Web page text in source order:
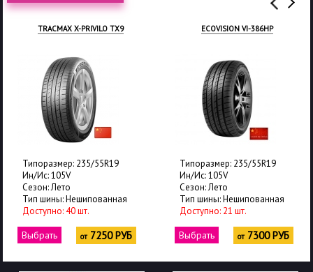
TRACMAX X-PRIVILO TX9
Типоразмер: 235/55R19
Ин/Ис: 105V
Сезон: Лето
Тип шины: Нешипованная
Доступно: 40 шт.
Выбрать от7250 РУБ
ECOVISION VI-386HP
Типоразмер: 235/55R19
Ин/Ис: 105V
Сезон: Лето
Тип шины: Нешипованная
Доступно: 21 шт.
Выбрать от7300 РУБ